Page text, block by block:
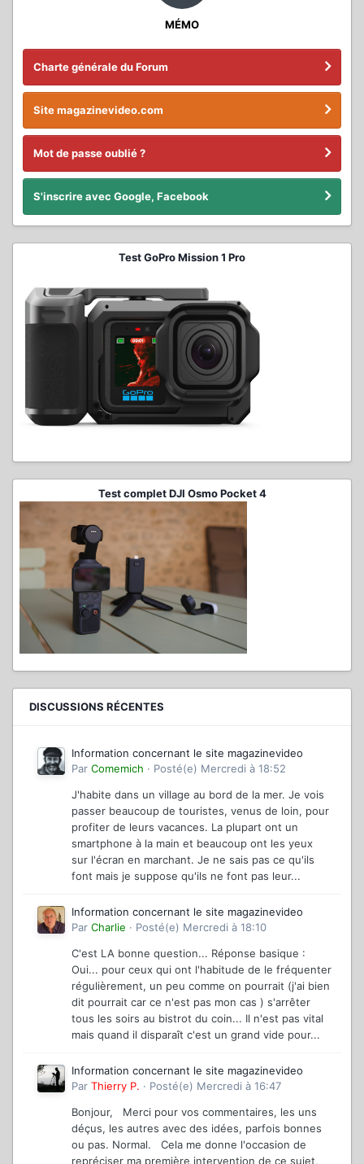
MÉMO
Charte générale du Forum
Site magazinevideo.com
Mot de passe oublié ?
S'inscrire avec Google, Facebook
Test GoPro Mission 1 Pro
Test complet DJI Osmo Pocket 4
DISCUSSIONS RÉCENTES
Information concernant le site magazinevideo
Par Comemich · Posté(e) Mercredi à 18:52
J'habite dans un village au bord de la mer. Je vois
passer beaucoup de touristes, venus de loin, pour
profiter de leurs vacances. La plupart ont un
smartphone à la main et beaucoup ont les yeux
sur l'écran en marchant. Je ne sais pas ce qu'ils
font mais je suppose qu'ils ne font pas leur...
Information concernant le site magazinevideo
Par Charlie · Posté(e) Mercredi à 18:10
C'est LA bonne question... Réponse basique :
Oui... pour ceux qui ont l'habitude de le fréquenter
régulièrement, un peu comme on pourrait (j'ai bien
dit pourrait car ce n'est pas mon cas ) s'arrêter
tous les soirs au bistrot du coin... Il n'est pas vital
mais quand il disparaît c'est un grand vide pour...
Information concernant le site magazinevideo
Par Thierry P. · Posté(e) Mercredi à 16:47
Bonjour, Merci pour vos commentaires, les uns
déçus, les autres avec des idées, parfois bonnes
ou pas. Normal. Cela me donne l'occasion de
repréciser ma première intervention de ce sujet,